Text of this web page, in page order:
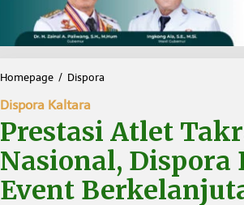
Homepage / Dispora
a
A
Dispora Kaltara
Prestasi Atlet
Nasional, Dispora
Event